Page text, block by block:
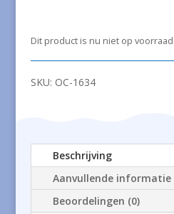
Dit product is nu niet op
SKU: OC-1634
Beschrijving
Aanvullende informatie
Beoordelingen (0)